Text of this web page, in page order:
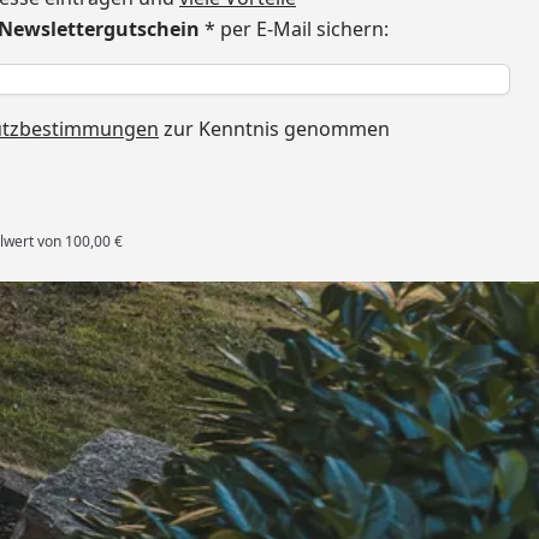
* per E-Mail sichern:
zur Kenntnis genommen
von 100,00 €